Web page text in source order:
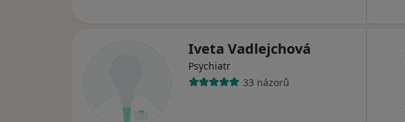
Iveta Vadlejchová
Psychiatr
33 názorů